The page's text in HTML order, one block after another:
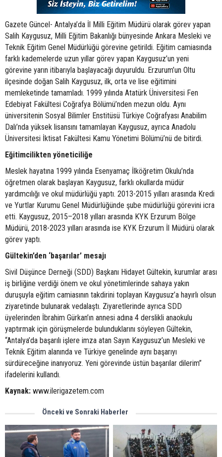
Gazete Güncel- Antalya’da İl Milli Eğitim Müdürü olarak görev yapan
Salih Kaygusuz, Milli Eğitim Bakanlığı bünyesinde Ankara Mesleki ve
Teknik Eğitim Genel Müdürlüğü görevine getirildi. Eğitim camiasında
farklı kademelerde uzun yıllar görev yapan Kaygusuz’un yeni
görevine yarın itibarıyla başlayacağı duyuruldu. Erzurum’un Oltu
ilçesinde doğan Salih Kaygusuz, ilk, orta ve lise eğitimini
memleketinde tamamladı. 1999 yılında Atatürk Üniversitesi Fen
Edebiyat Fakültesi Coğrafya Bölümü’nden mezun oldu. Aynı
üniversitenin Sosyal Bilimler Enstitüsü Türkiye Coğrafyası Anabilim
Dalı’nda yüksek lisansını tamamlayan Kaygusuz, ayrıca Anadolu
Üniversitesi İktisat Fakültesi Kamu Yönetimi Bölümü’nü de bitirdi.
Eğitimcilikten yöneticiliğe
Meslek hayatına 1999 yılında Esenyamaç İlköğretim Okulu’nda
öğretmen olarak başlayan Kaygusuz, farklı okullarda müdür
yardımcılığı ve okul müdürlüğü yaptı. 2013-2015 yılları arasında Kredi
ve Yurtlar Kurumu Genel Müdürlüğünde şube müdürlüğü görevini icra
etti. Kaygusuz, 2015–2018 yılları arasında KYK Erzurum Bölge
Müdürü, 2018-2023 yılları arasında ise KYK Erzurum İl Müdürü olarak
görev yaptı.
Gültekin’den ‘başarılar’ mesajı
Sivil Düşünce Derneği (SDD) Başkanı Hidayet Gültekin, kurumlar arası
iş birliğine verdiği önem ve okul yönetimlerinde sahaya yakın
duruşuyla eğitim camiasının takdirini toplayan Kaygusuz’a hayırlı olsun
ziyaretinde bulunarak vedalaştı. Ziyaretlerinde ayrıca SDD
üyelerinden İbrahim Gürkan’ın annesi adına 4 derslikli anaokulu
yaptırmak için görüşmelerde bulunduklarını söyleyen Gültekin,
“Antalya’da başarılı işlere imza atan Sayın Kaygusuz’un Mesleki ve
Teknik Eğitim alanında ve Türkiye genelinde aynı başarıyı
sürdüreceğine inanıyoruz. Yeni görevinde üstün başarılar dilerim”
ifadelerini kullandı.
Kaynak: www.ilerigazetem.com
Önceki ve Sonraki Haberler